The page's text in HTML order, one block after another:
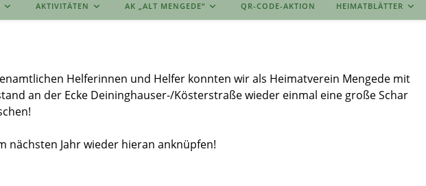
AKTIVITÄTEN AK „ALT MENGEDE“ QR-CODE-AKTION HEIMATBLÄTTER
Helferinnen und Helfer konnten wir als Heimatverein Mengede mit
an der Ecke Deininghauser-/Kösterstraße wieder einmal eine große Schar
nächsten Jahr wieder hieran anknüpfen!